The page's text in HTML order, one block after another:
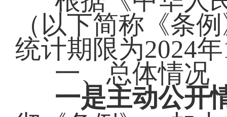
（以下简称《条
统计期限为2024
一、总体情况
一是主动公开